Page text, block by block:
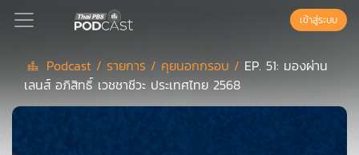
Podcast
เข้าสู่ระบบ
Podcast / รายการ / คุยนอกกรอบ / EP. 51: มองผ่าน
เลนส์ อภิสิทธิ์ เวชชาชีวะ ประเทศไทย 2568